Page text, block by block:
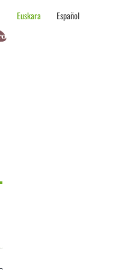
Euskara Español